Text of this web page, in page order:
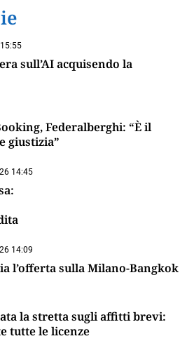
sull’AI acquisendo la
Federalberghi: “È il
giustizia”
14:45
14:09
l’offerta sulla Milano-Bangkok
la stretta sugli affitti brevi:
tutte le licenze